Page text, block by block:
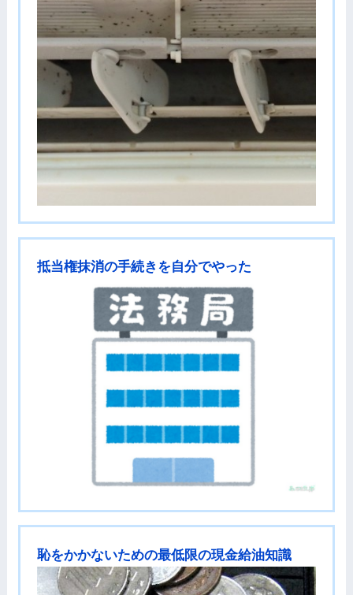
抵当権抹消の手続きを自分でやった
恥をかかないための最低限の現金給油知識